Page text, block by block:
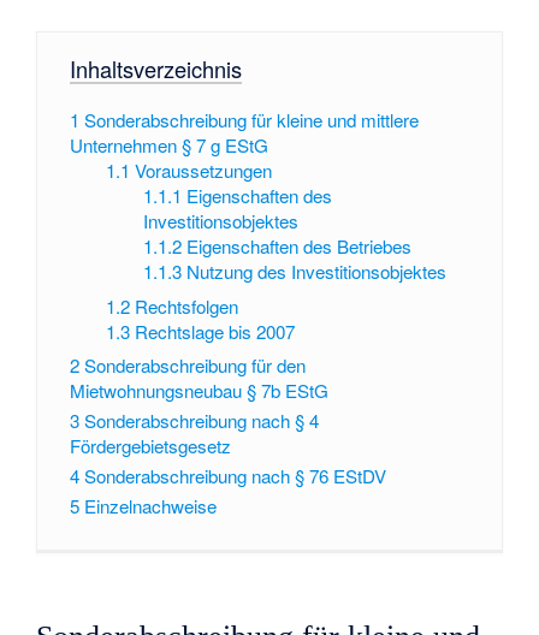
Inhaltsverzeichnis
1 Sonderabschreibung für kleine und mittlere
Unternehmen § 7 g EStG
1.1 Voraussetzungen
1.1.1 Eigenschaften des
Investitionsobjektes
1.1.2 Eigenschaften des Betriebes
1.1.3 Nutzung des Investitionsobjektes
1.2 Rechtsfolgen
1.3 Rechtslage bis 2007
2Sonderabschreibung für den
Mietwohnungsneubau § 7b EStG
3Sonderabschreibung nach § 4
Fördergebietsgesetz
4Sonderabschreibung nach § 76 EStDV
5 Einzelnachweise